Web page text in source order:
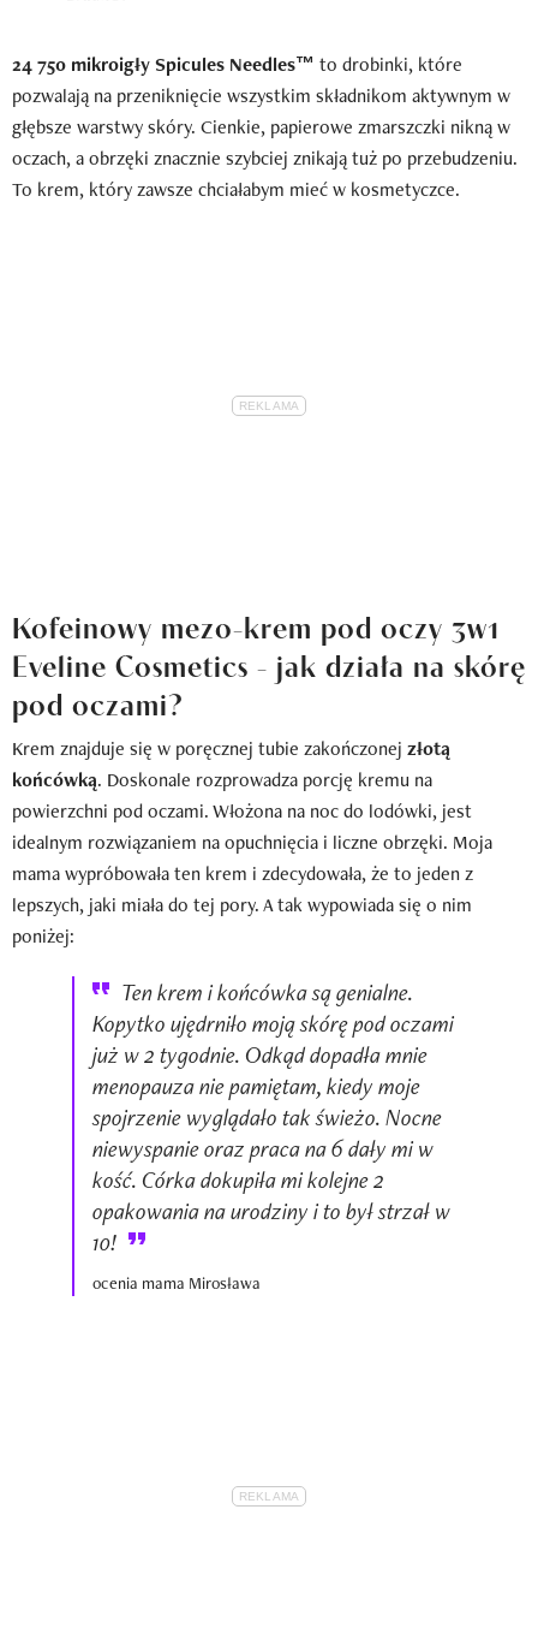
24 750 mikroigły Spicules Needles™ to drobinki, które
pozwalają na przeniknięcie wszystkim składnikom aktywnym w
głębsze warstwy skóry. Cienkie, papierowe zmarszczki nikną w
oczach, a obrzęki znacznie szybciej znikają tuż po przebudzeniu.
To krem, który zawsze chciałabym mieć w kosmetyczce.
Kofeinowy mezo-krem pod oczy 3w1
Eveline Cosmetics - jak działa na skórę
pod oczami?
Krem znajduje się w poręcznej tubie zakończonej złotą
końcówką. Doskonale rozprowadza porcję kremu na
powierzchni pod oczami. Włożona na noc do lodówki, jest
idealnym rozwiązaniem na opuchnięcia i liczne obrzęki. Moja
mama wypróbowała ten krem i zdecydowała, że to jeden z
lepszych, jaki miała do tej pory. A tak wypowiada się o nim
poniżej:
Ten krem i końcówka są genialne.
Kopytko ujędrniło moją skórę pod oczami
już w 2 tygodnie. Odkąd dopadła mnie
menopauza nie pamiętam, kiedy moje
spojrzenie wyglądało tak świeżo. Nocne
niewyspanie oraz praca na 6 dały mi w
kość. Córka dokupiła mi kolejne 2
opakowania na urodziny i to był strzał w
10!
ocenia mama Mirosława